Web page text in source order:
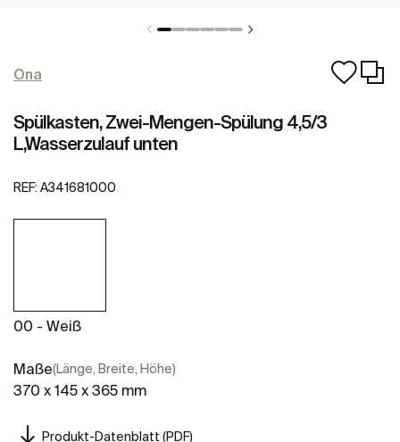
Ona
Spülkasten, Zwei-Mengen-Spülung 4,5/3
L,Wasserzulauf unten
REF: A341681000
00 - Weiß
Maße(Länge, Breite, Höhe)
370 x 145 x 365 mm
Produkt-Datenblatt (PDF)